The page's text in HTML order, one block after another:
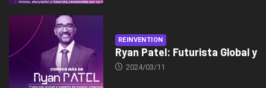
REINVENTION
Ryan Patel: Futurista Global y
2024/03/11